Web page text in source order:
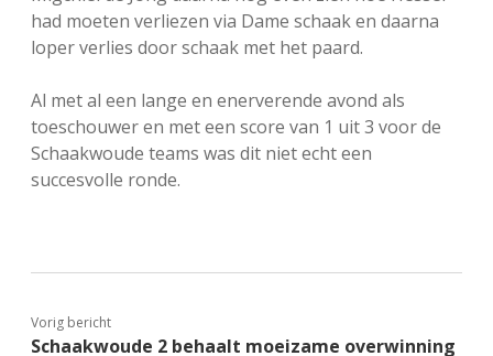
had moeten verliezen via Dame schaak en daarna
loper verlies door schaak met het paard.
Al met al een lange en enerverende avond als
toeschouwer en met een score van 1 uit 3 voor de
Schaakwoude teams was dit niet echt een
succesvolle ronde.
Vorig bericht
Schaakwoude 2 behaalt moeizame overwinning